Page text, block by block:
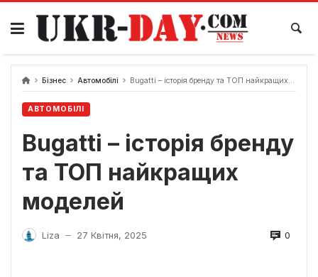
Перейти
вмісту
Бізнес Автомобілі Bugatti – історія бренду та ТОП найкращих моделей
АВТОМОБІЛІ
Bugatti – історія бренду
та ТОП найкращих
моделей
Liza — 27 Квітня, 2025 0